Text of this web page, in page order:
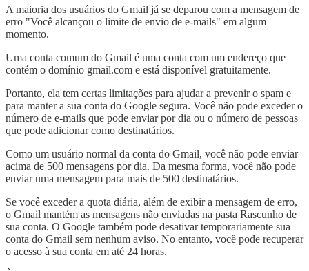
A maioria dos usuários do Gmail já se deparou com a mensagem de
erro "Você alcançou o limite de envio de e-mails" em algum
momento.
Uma conta comum do Gmail é uma conta com um endereço que
contém o domínio gmail.com e está disponível gratuitamente.
Portanto, ela tem certas limitações para ajudar a prevenir o spam e
para manter a sua conta do Google segura. Você não pode exceder o
número de e-mails que pode enviar por dia ou o número de pessoas
que pode adicionar como destinatários.
Como um usuário normal da conta do Gmail, você não pode enviar
acima de 500 mensagens por dia. Da mesma forma, você não pode
enviar uma mensagem para mais de 500 destinatários.
Se você exceder a quota diária, além de exibir a mensagem de erro,
o Gmail mantém as mensagens não enviadas na pasta Rascunho de
sua conta. O Google também pode desativar temporariamente sua
conta do Gmail sem nenhum aviso. No entanto, você pode recuperar
o acesso à sua conta em até 24 horas.